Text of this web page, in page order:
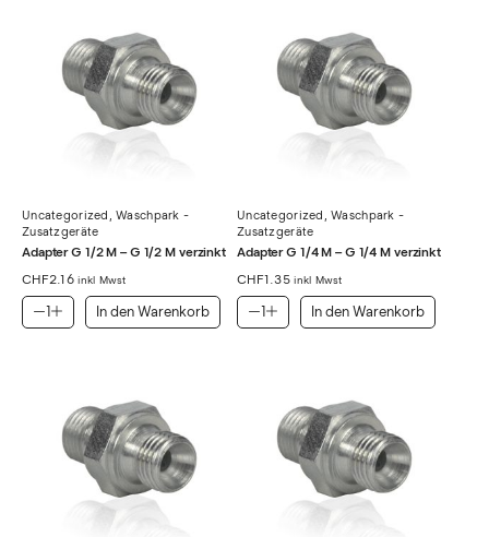
Uncategorized ,Waschpark -
Zusatzgeräte
Adapter G 1/2 M – G 1/2 M verzinkt
CHF2.16 inkl Mwst
In den Warenkorb
Uncategorized ,Waschpark -
Zusatzgeräte
Adapter G 1/4 M – G 1/4 M verzinkt
CHF1.35 inkl Mwst
In den Warenkorb